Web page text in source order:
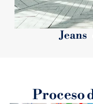
Proceso